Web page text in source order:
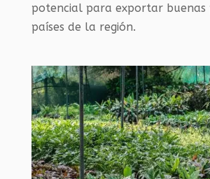
potencial para exportar buenas
países de la región.